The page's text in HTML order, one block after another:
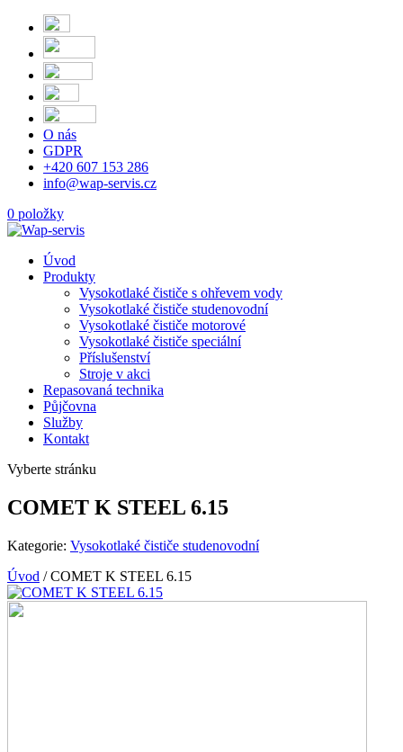
O nás
GDPR
+420 607 153 286
info@wap-servis.cz
0 položky
Úvod
Produkty
Vysokotlaké čističe s ohřevem vody
Vysokotlaké čističe studenovodní
Vysokotlaké čističe motorové
Vysokotlaké čističe speciální
Příslušenství
Stroje v akci
Repasovaná technika
Půjčovna
Služby
Kontakt
Vyberte stránku
COMET K STEEL 6.15
Kategorie: Vysokotlaké čističe studenovodní
Úvod /COMET K STEEL 6.15